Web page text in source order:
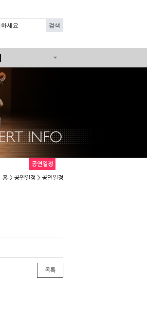
홈 > 공연일정 > 공연일정
공연일정
목록